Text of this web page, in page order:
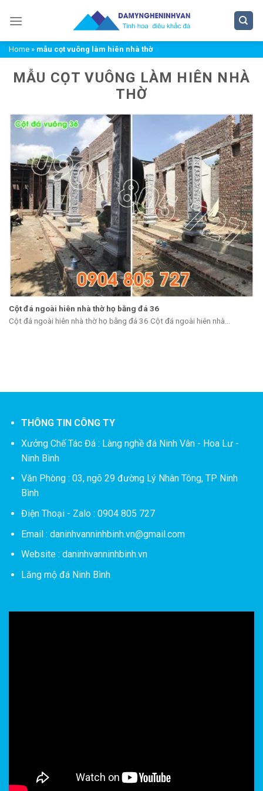
đến
dungHome » mẫu cọt vuông làm hiên nhà thờ
MẪU CỌT VUÔNG LÀM HIÊN NHÀ
THỜ
Cột đá ngoài hiên nhà thờ họ bằng đá 36
Cột đá ngoài hiên nhà thờ họ bằng đá 36 Cột đá ngoài hiên nhà...
THÔNG TIN CÔNG TY
Xưởng Chế Tác Đá : Làng nghề đá Ninh Vân - Hoa Lư -
Ninh Bình
Văn Phòng : 03, ngõ 29 đường Lý Nhân Tông, TP Ninh
Bình
Điện Thoại - Zalo : 0904 805 727
Email : daninhvanninhbinh.vn@gmail.com
Website : daninhvanninhbinh.vn
Lăng mộ đá Ninh Bình